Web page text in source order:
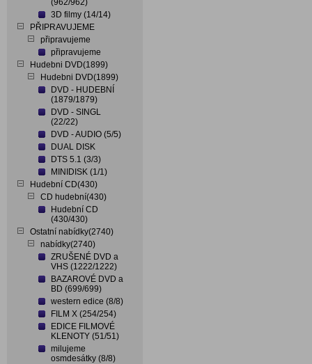
(962/962)
3D filmy (14/14)
PŘIPRAVUJEME
připravujeme
připravujeme
Hudebni DVD(1899)
Hudebni DVD(1899)
DVD - HUDEBNÍ
(1879/1879)
DVD - SINGL
(22/22)
DVD - AUDIO (5/5)
DUAL DISK
DTS 5.1 (3/3)
MINIDISK (1/1)
Hudební CD(430)
CD hudební(430)
Hudební CD
(430/430)
Ostatní nabídky(2740)
nabídky(2740)
ZRUŠENÉ DVD a
VHS (1222/1222)
BAZAROVÉ DVD a
BD (699/699)
western edice (8/8)
FILM X (254/254)
EDICE FILMOVÉ
KLENOTY (51/51)
milujeme
osmdesátky (8/8)